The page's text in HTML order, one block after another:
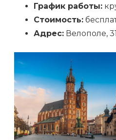
График работы:
Стоимость:
Адрес: Велополе,